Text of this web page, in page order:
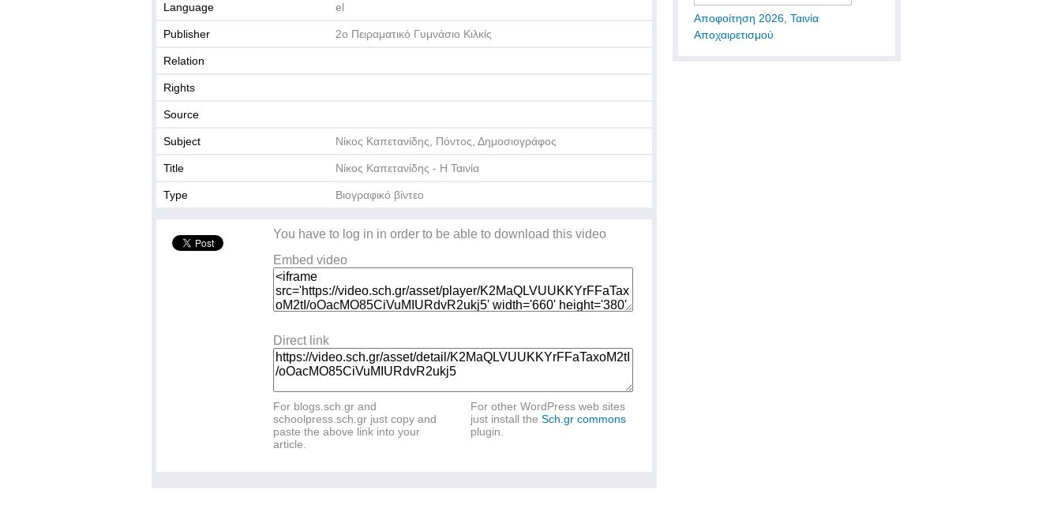
Αποφοίτηση 2026, Ταινία
Αποχαιρετισμού
Language el
Publisher 2ο Πειραματικό Γυμνάσιο Κιλκίς
Relation
Rights
Source
Subject Νίκος Καπετανίδης, Πόντος, Δημοσιογράφος
Title Νίκος Καπετανίδης - Η Ταινία
Type Βιογραφικό βίντεο
You have to log in in order to be able to download this video
Embed video
Direct link
For blogs.sch.gr and
schoolpress.sch.gr just copy and
paste the above link into your
article.
For other WordPress web sites
just install the Sch.gr commons
plugin.